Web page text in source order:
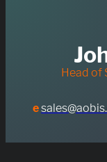
Head of
e